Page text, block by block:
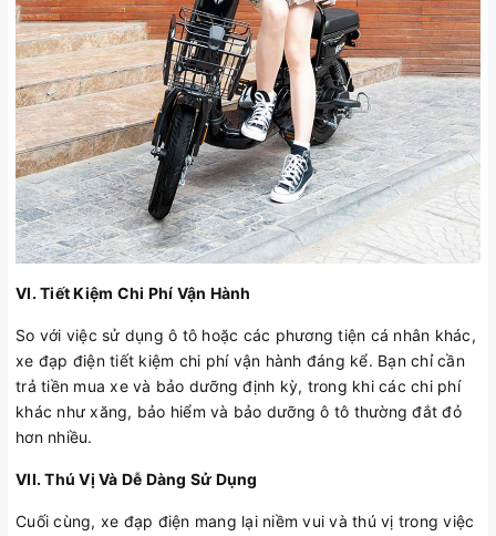
VI. Tiết Kiệm Chi Phí Vận Hành
So với việc sử dụng ô tô hoặc các phương tiện cá nhân khác,
xe đạp điện tiết kiệm chi phí vận hành đáng kể. Bạn chỉ cần
trả tiền mua xe và bảo dưỡng định kỳ, trong khi các chi phí
khác như xăng, bảo hiểm và bảo dưỡng ô tô thường đắt đỏ
hơn nhiều.
VII. Thú Vị Và Dễ Dàng Sử Dụng
Cuối cùng, xe đạp điện mang lại niềm vui và thú vị trong việc